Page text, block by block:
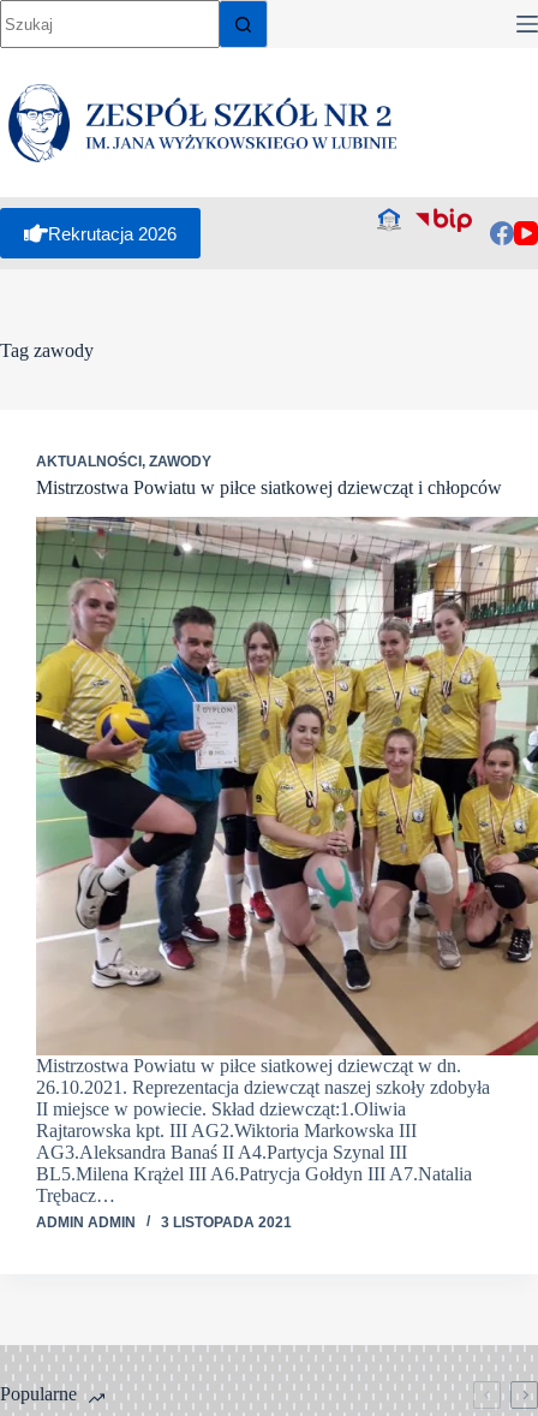
do
treści
Rekrutacja 2026
Tag zawody
AKTUALNOŚCI , ZAWODY
Mistrzostwa Powiatu w piłce siatkowej dziewcząt i chłopców
Mistrzostwa Powiatu w piłce siatkowej dziewcząt w dn.
26.10.2021. Reprezentacja dziewcząt naszej szkoły zdobyła
II miejsce w powiecie. Skład dziewcząt:1.Oliwia
Rajtarowska kpt. III AG2.Wiktoria Markowska III
AG3.Aleksandra Banaś II A4.Partycja Szynal III
BL5.Milena Krążel III A6.Patrycja Gołdyn III A7.Natalia
Trębacz…
ADMIN ADMIN 3 LISTOPADA 2021
Popularne